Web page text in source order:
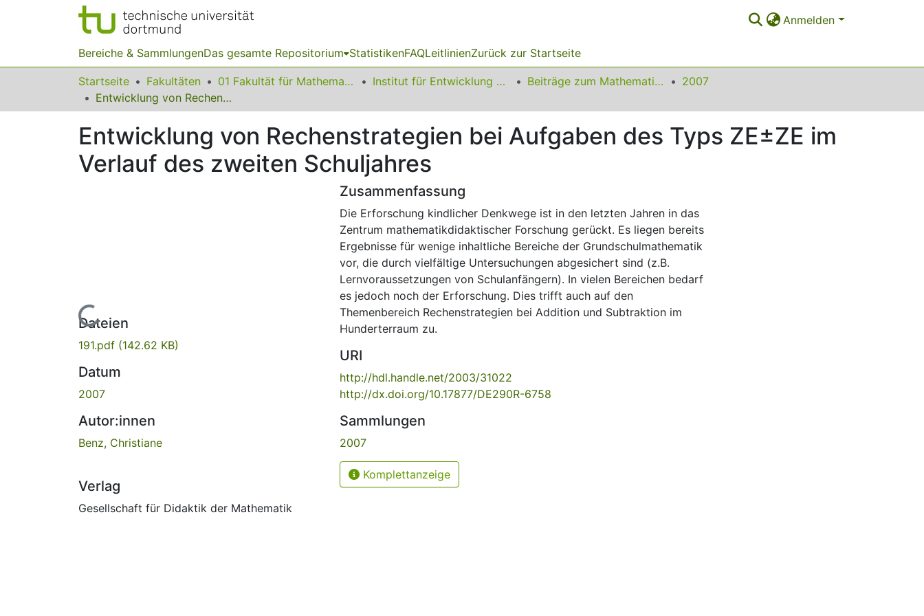
Anmelden
Bereiche & SammlungenDas gesamte Repositorium StatistikenFAQLeitlinienZurück zur Startseite
Startseite Fakultäten 01 Fakultät für Mathematik Institut für Entwicklung und Erforschung des Mathematikunterrichts Beiträge zum Mathematikunterricht
2007
Entwicklung von Rechenstrategien bei Aufgaben des Typs ZE±ZE im Verlauf des zweiten Schuljahres
Entwicklung von Rechenstrategien bei Aufgaben des Typs ZE±ZE im
Verlauf des zweiten Schuljahres
Lade...
Dateien
191.pdf (142.62 KB)
Datum
2007
Autor:innen
Benz, Christiane
Verlag
Gesellschaft für Didaktik der Mathematik
Zusammenfassung
Die Erforschung kindlicher Denkwege ist in den letzten Jahren in das
Zentrum mathematikdidaktischer Forschung gerückt. Es liegen bereits
Ergebnisse für wenige inhaltliche Bereiche der Grundschulmathematik
vor, die durch vielfältige Untersuchungen abgesichert sind (z.B.
Lernvoraussetzungen von Schulanfängern). In vielen Bereichen bedarf
es jedoch noch der Erforschung. Dies trifft auch auf den
Themenbereich Rechenstrategien bei Addition und Subtraktion im
Hunderterraum zu.
URI
http://hdl.handle.net/2003/31022
http://dx.doi.org/10.17877/DE290R-6758
Sammlungen
2007
Komplettanzeige